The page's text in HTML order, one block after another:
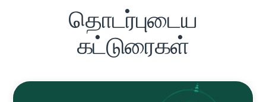
தொடர்புடைய
கட்டுரைகள்